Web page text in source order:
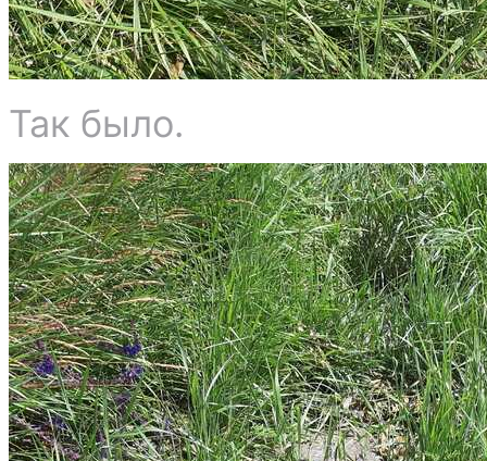
Так было.